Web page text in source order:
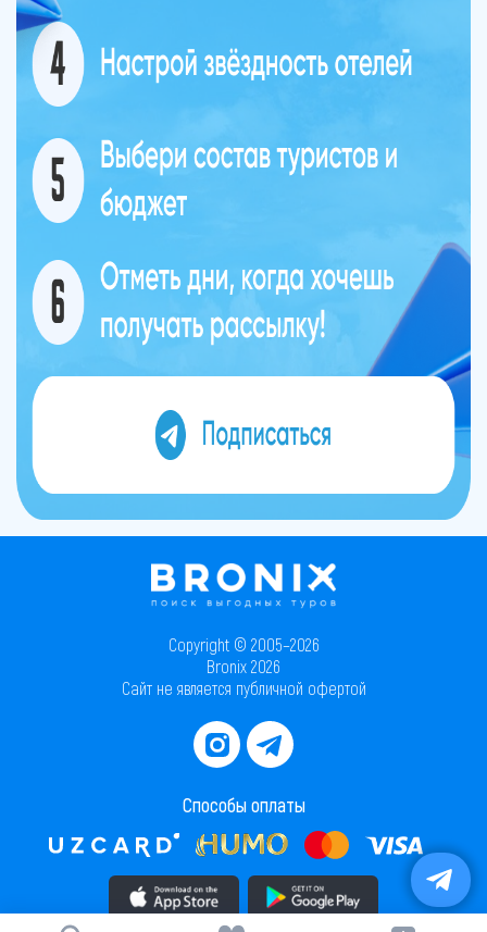
Copyright © 2005–2026
Bronix 2026
Сайт не является публичной офертой
Способы оплаты
Скачать приложение в AppStore Скачать приложение в PlayMarket